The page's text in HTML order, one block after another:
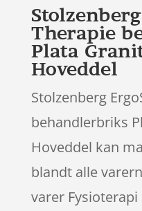
Therapie
Plata
Hoveddel
Stolzenberg
behandlerbriks
Hoveddel kan
blandt alle
varer